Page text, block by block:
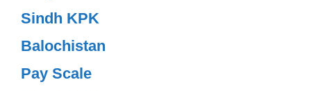
Sindh KPK
Balochistan
Pay Scale